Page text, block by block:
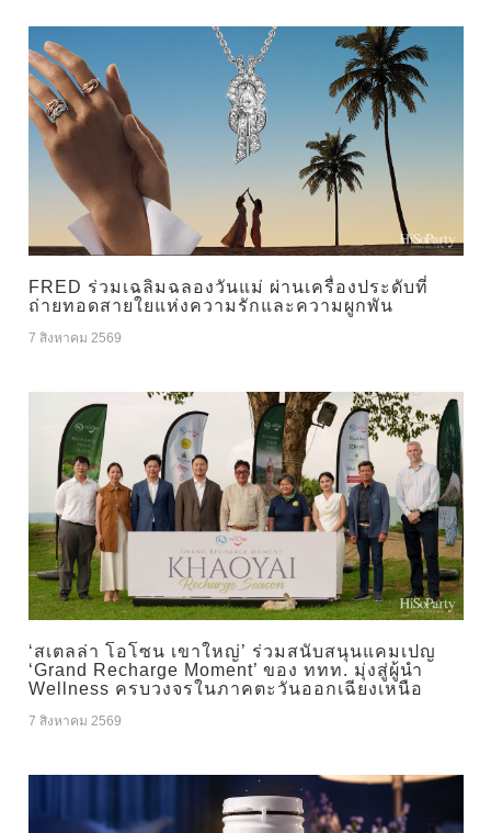
FRED ร่วมเฉลิมฉลองวันแม่ ผ่านเครื่องประดับที่
ถ่ายทอดสายใยแห่งความรักและความผูกพัน
7 สิงหาคม 2569
‘สเตลล่า โอโซน เขาใหญ่’ ร่วมสนับสนุนแคมเปญ
‘Grand Recharge Moment’ ของ ททท. มุ่งสู่ผู้นำ
Wellness ครบวงจรในภาคตะวันออกเฉียงเหนือ
7 สิงหาคม 2569